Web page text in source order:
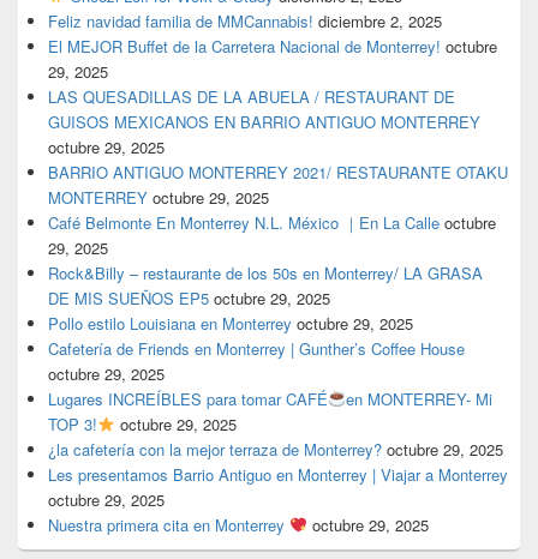
Feliz navidad familia de MMCannabis! diciembre 2, 2025
El MEJOR Buffet de la Carretera Nacional de Monterrey! octubre
29, 2025
LAS QUESADILLAS DE LA ABUELA / RESTAURANT DE
GUISOS MEXICANOS EN BARRIO ANTIGUO MONTERREY
octubre 29, 2025
BARRIO ANTIGUO MONTERREY 2021/ RESTAURANTE OTAKU
MONTERREY octubre 29, 2025
Café Belmonte En Monterrey N.L. México ｜En La Calle octubre
29, 2025
Rock&Billy – restaurante de los 50s en Monterrey/ LA GRASA
DE MIS SUEÑOS EP5 octubre 29, 2025
Pollo estilo Louisiana en Monterrey octubre 29, 2025
Cafetería de Friends en Monterrey | Gunther’s Coffee House
octubre 29, 2025
Lugares INCREÍBLES para tomar CAFÉ
en MONTERREY- Mi
TOP 3!
octubre 29, 2025
¿la cafetería con la mejor terraza de Monterrey? octubre 29, 2025
Les presentamos Barrio Antiguo en Monterrey | Viajar a Monterrey
octubre 29, 2025
Nuestra primera cita en Monterrey
octubre 29, 2025